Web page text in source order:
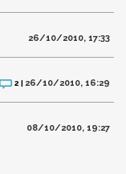
26/10/2010, 17:33
2 | 26/10/2010, 16:29
08/10/2010, 19:27